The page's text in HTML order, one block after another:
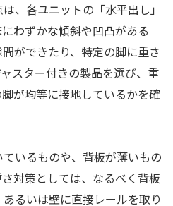
、各ユニットの「水平出し」
わずかな傾斜や凹凸がある
ができたり、特定の脚に重さ
スター付きの製品を選び、重
が均等に接地しているかを確
いるものや、背板が薄いもの
対策としては、なるべく背板
るいは壁に直接レールを取り